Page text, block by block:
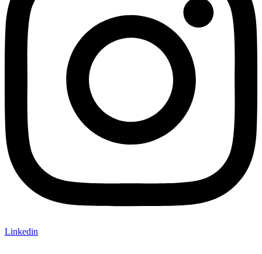
Linkedin